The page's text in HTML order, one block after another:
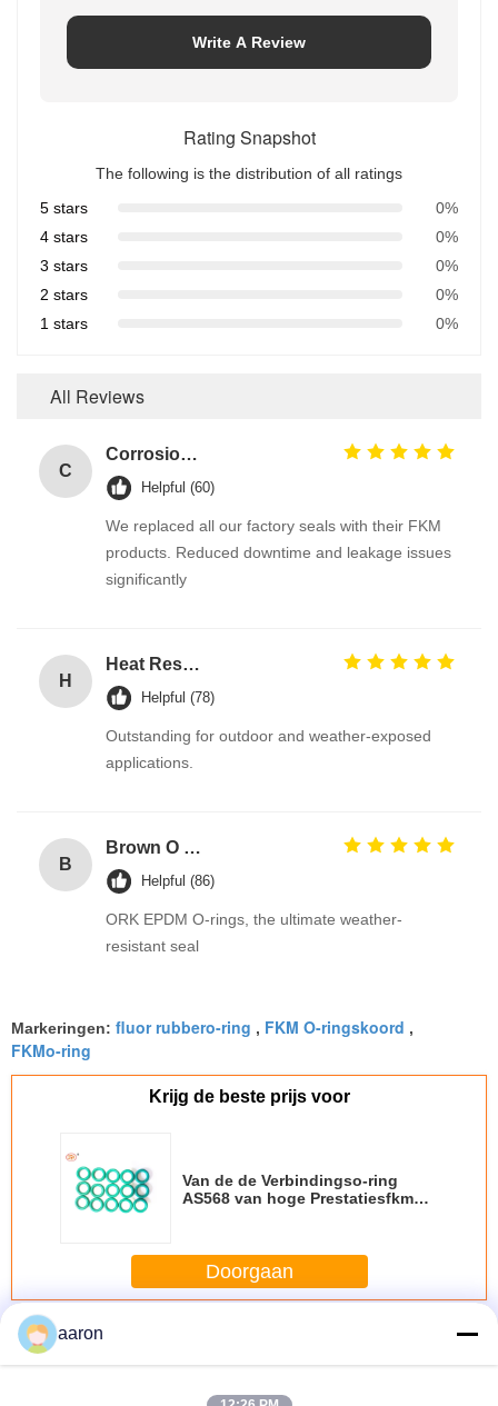
Write A Review
Rating Snapshot
The following is the distribution of all ratings
5 stars
0%
4 stars
0%
3 stars
0%
2 stars
0%
1 stars
0%
All Reviews
C
Corrosion Resistant Fkm O Ring
Helpful (60)
We replaced all our factory seals with their FKM
products. Reduced downtime and leakage issues
significantly
H
Heat Resistant Black EPDM Rubber O Rings for Gas Valves with Excellent Ozone Resistance for Automotive Tank Seal
Helpful (78)
Outstanding for outdoor and weather-exposed
applications.
B
Brown O Ring epdm Durable Material For Automotive Efficiency And Performance
Helpful (86)
ORK EPDM O-rings, the ultimate weather-
resistant seal
Markeringen: fluor rubbero-ring , FKM O-ringskoord ,
FKMo-ring
Krijg de beste prijs voor
Van de de Verbindingso-ring
AS568 van hoge Prestatiesfkm
Doorgaan
MeerFKM o-ringen
aaron